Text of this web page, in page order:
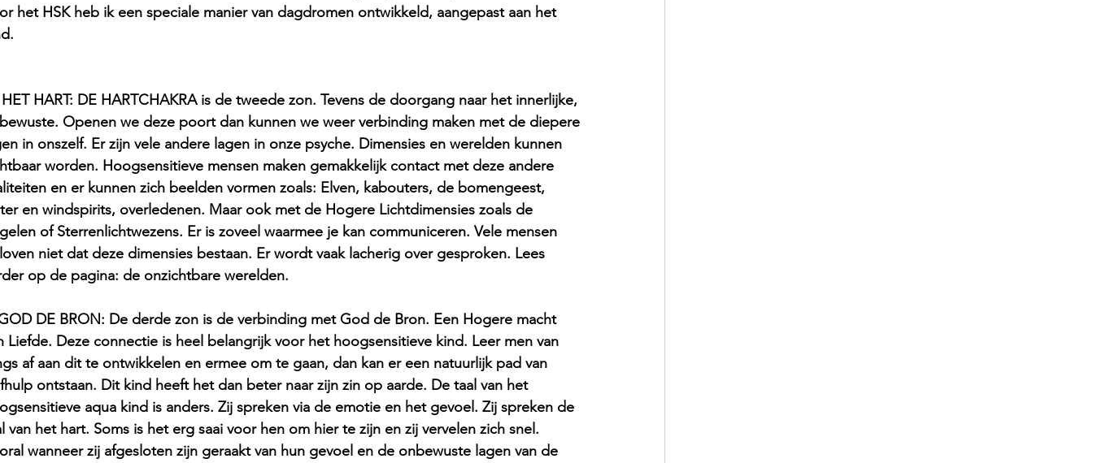
het HSK heb ik een speciale manier van dagdromen ontwikkeld, aangepast aan het
HART: DE HARTCHAKRA is de tweede zon. Tevens de doorgang naar het innerlijke,
Openen we deze poort dan kunnen we weer verbinding maken met de diepere
in onszelf. Er zijn vele andere lagen in onze psyche. Dimensies en werelden kunnen
worden. Hoogsensitieve mensen maken gemakkelijk contact met deze andere
en er kunnen zich beelden vormen zoals: Elven, kabouters, de bomengeest,
en windspirits, overledenen. Maar ook met de Hogere Lichtdimensies zoals de
of Sterrenlichtwezens. Er is zoveel waarmee je kan communiceren. Vele mensen
niet dat deze dimensies bestaan. Er wordt vaak lacherig over gesproken. Lees
op de pagina: de onzichtbare werelden.
DE BRON: De derde zon is de verbinding met God de Bron. Een Hogere macht
Liefde. Deze connectie is heel belangrijk voor het hoogsensitieve kind. Leer men van
af aan dit te ontwikkelen en ermee om te gaan, dan kan er een natuurlijk pad van
ontstaan. Dit kind heeft het dan beter naar zijn zin op aarde. De taal van het
aqua kind is anders. Zij spreken via de emotie en het gevoel. Zij spreken de
van het hart. Soms is het erg saai voor hen om hier te zijn en zij vervelen zich snel.
wanneer zij afgesloten zijn geraakt van hun gevoel en de onbewuste lagen van de